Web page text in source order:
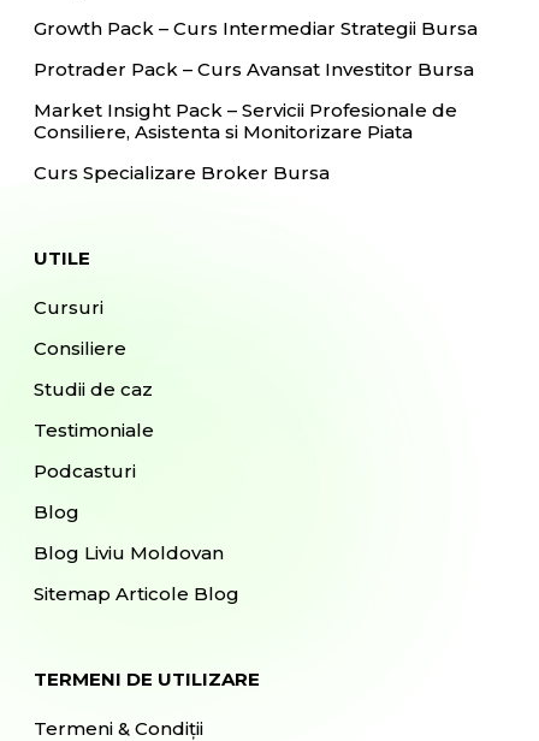
Growth Pack – Curs Intermediar Strategii Bursa
Protrader Pack – Curs Avansat Investitor Bursa
Market Insight Pack – Servicii Profesionale de
Consiliere, Asistenta si Monitorizare Piata
Curs Specializare Broker Bursa
UTILE
Cursuri
Consiliere
Studii de caz
Testimoniale
Podcasturi
Blog
Blog Liviu Moldovan
Sitemap Articole Blog
TERMENI DE UTILIZARE
Termeni & Condiții